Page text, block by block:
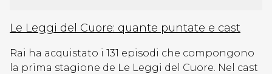
Le Leggi del Cuore: quante puntate e cast
Rai ha acquistato i 131 episodi che compongono
la prima stagione de Le Leggi del Cuore. Nel cast